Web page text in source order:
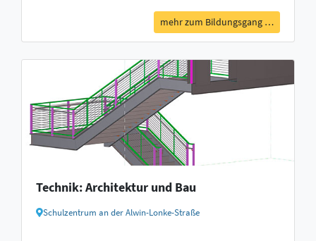
mehr zum Bildungsgang …
Technik: Architektur und Bau
Schulzentrum an der Alwin-Lonke-Straße